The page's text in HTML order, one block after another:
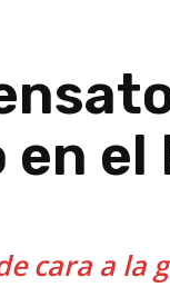
el
cara a la